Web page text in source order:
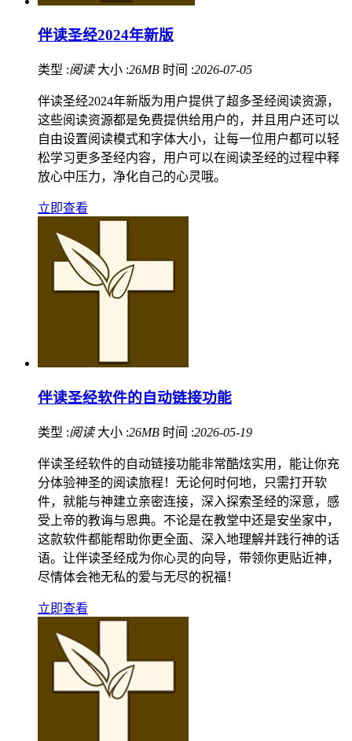
伴读圣经2024年新版
类型 :阅读 大小 :26MB 时间 :2026-07-05
伴读圣经2024年新版为用户提供了超多圣经阅读资源，
这些阅读资源都是免费提供给用户的，并且用户还可以
自由设置阅读模式和字体大小，让每一位用户都可以轻
松学习更多圣经内容，用户可以在阅读圣经的过程中释
放心中压力，净化自己的心灵哦。
立即查看
伴读圣经软件的自动链接功能
类型 :阅读 大小 :26MB 时间 :2026-05-19
伴读圣经软件的自动链接功能非常酷炫实用，能让你充
分体验神圣的阅读旅程！无论何时何地，只需打开软
件，就能与神建立亲密连接，深入探索圣经的深意，感
受上帝的教诲与恩典。不论是在教堂中还是安坐家中，
这款软件都能帮助你更全面、深入地理解并践行神的话
语。让伴读圣经成为你心灵的向导，带领你更贴近神，
尽情体会祂无私的爱与无尽的祝福！
立即查看